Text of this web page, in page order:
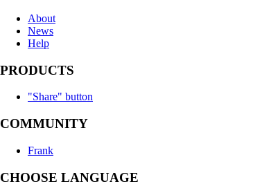
About
News
Help
PRODUCTS
"Share" button
COMMUNITY
Frank
CHOOSE LANGUAGE